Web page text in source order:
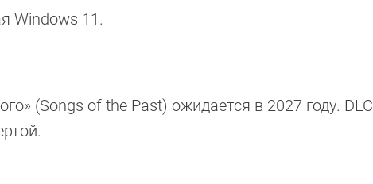
Windows 11.
(Songs of the Past) ожидается в 2027 году.